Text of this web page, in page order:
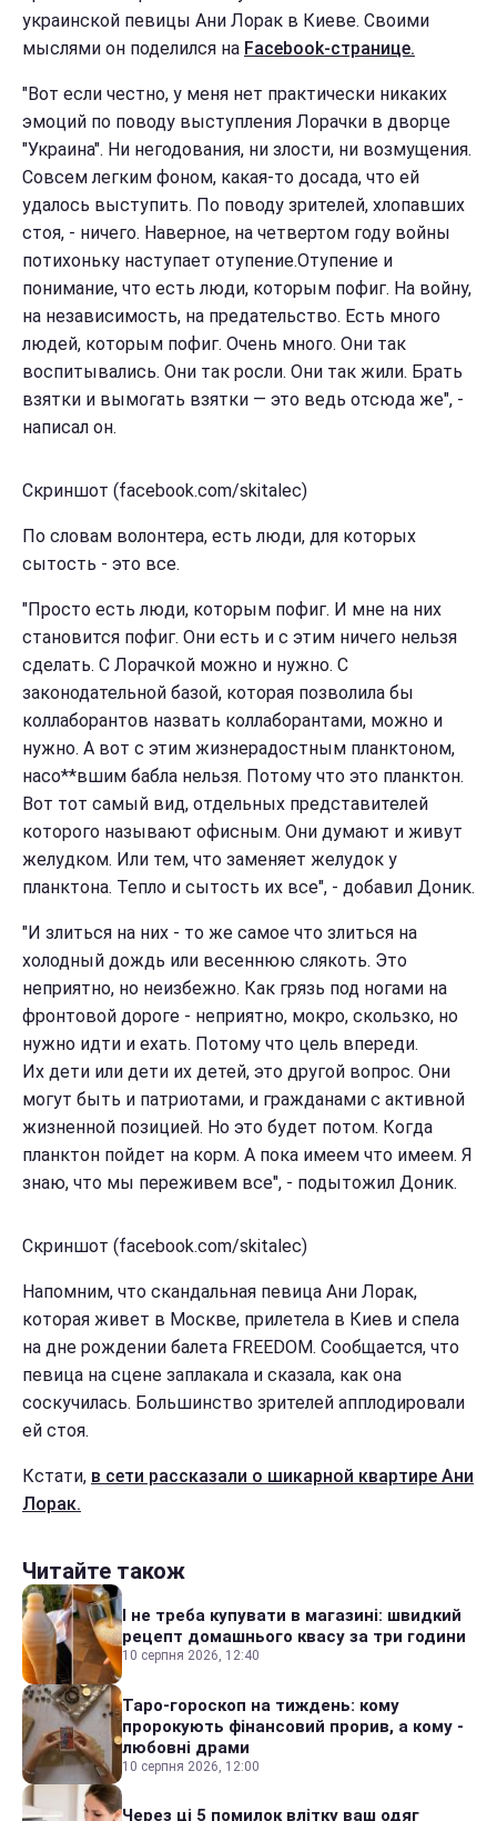
украинской певицы Ани Лорак в Киеве. Своими
мыслями он поделился на Facebook-странице.
"Вот если честно, у меня нет практически никаких
эмоций по поводу выступления Лорачки в дворце
"Украина". Ни негодования, ни злости, ни возмущения.
Совсем легким фоном, какая-то досада, что ей
удалось выступить. По поводу зрителей, хлопавших
стоя, - ничего. Наверное, на четвертом году войны
потихоньку наступает отупение.Отупение и
понимание, что есть люди, которым пофиг. На войну,
на независимость, на предательство. Есть много
людей, которым пофиг. Очень много. Они так
воспитывались. Они так росли. Они так жили. Брать
взятки и вымогать взятки — это ведь отсюда же", -
написал он.
Скриншот (facebook.com/skitalec)
По словам волонтера, есть люди, для которых
сытость - это все.
"Просто есть люди, которым пофиг. И мне на них
становится пофиг. Они есть и с этим ничего нельзя
сделать. С Лорачкой можно и нужно. С
законодательной базой, которая позволила бы
коллаборантов назвать коллаборантами, можно и
нужно. А вот с этим жизнерадостным планктоном,
насо**вшим бабла нельзя. Потому что это планктон.
Вот тот самый вид, отдельных представителей
которого называют офисным. Они думают и живут
желудком. Или тем, что заменяет желудок у
планктона. Тепло и сытость их все", - добавил Доник.
"И злиться на них - то же самое что злиться на
холодный дождь или весеннюю слякоть. Это
неприятно, но неизбежно. Как грязь под ногами на
фронтовой дороге - неприятно, мокро, скользко, но
нужно идти и ехать. Потому что цель впереди.
Их дети или дети их детей, это другой вопрос. Они
могут быть и патриотами, и гражданами с активной
жизненной позицией. Но это будет потом. Когда
планктон пойдет на корм. А пока имеем что имеем. Я
знаю, что мы переживем все", - подытожил Доник.
Скриншот (facebook.com/skitalec)
Напомним, что скандальная певица Ани Лорак,
которая живет в Москве, прилетела в Киев и спела
на дне рождении балета FREEDOM. Сообщается, что
певица на сцене заплакала и сказала, как она
соскучилась. Большинство зрителей апплодировали
ей стоя.
Кстати, в сети рассказали о шикарной квартире Ани
Лорак.
Читайте також
І не треба купувати в магазині: швидкий
рецепт домашнього квасу за три години
10 серпня 2026, 12:40
Таро-гороскоп на тиждень: кому
пророкують фінансовий прорив, а кому -
любовні драми
10 серпня 2026, 12:00
Через ці 5 помилок влітку ваш одяг